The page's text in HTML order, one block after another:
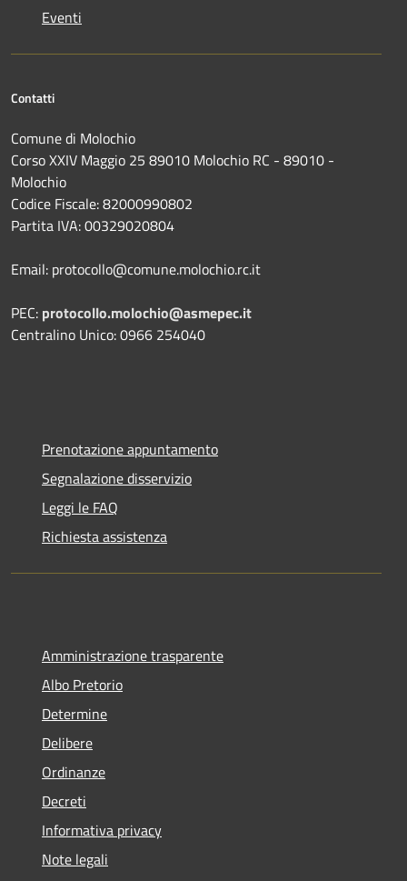
Eventi
Contatti
Comune di Molochio
Corso XXIV Maggio 25 89010 Molochio RC - 89010 -
Molochio
Codice Fiscale: 82000990802
Partita IVA: 00329020804
Email: protocollo@comune.molochio.rc.it
PEC: protocollo.molochio@asmepec.it
Centralino Unico: 0966 254040
Prenotazione appuntamento
Segnalazione disservizio
Leggi le FAQ
Richiesta assistenza
Amministrazione trasparente
Albo Pretorio
Determine
Delibere
Ordinanze
Decreti
Informativa privacy
Note legali